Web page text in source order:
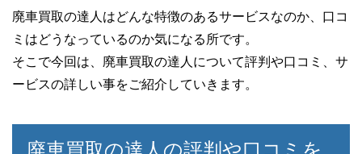
廃車買取の達人はどんな特徴のあるサービスなのか、口コ
ミはどうなっているのか気になる所です。
そこで今回は、廃車買取の達人について評判や口コミ、サ
ービスの詳しい事をご紹介していきます。
廃車買取の達人の評判や口コミを